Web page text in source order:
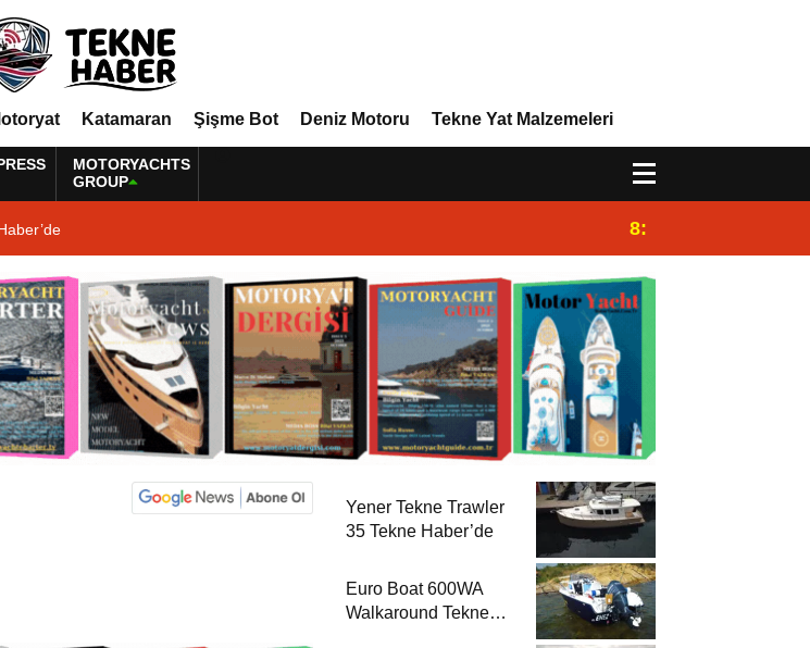
Katamaran Şişme Bot Deniz Motoru Tekne Yat Malzemeleri
MOTORYACHTS
GROUP
8:29
Yener Tekne Trawler
35 Tekne Haber’de
Euro Boat 600WA
Walkaround Tekne